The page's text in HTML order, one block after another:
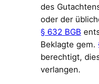
des
oder der
§ 632 BGB
Beklagte gem.
berechtigt,
verlangen.